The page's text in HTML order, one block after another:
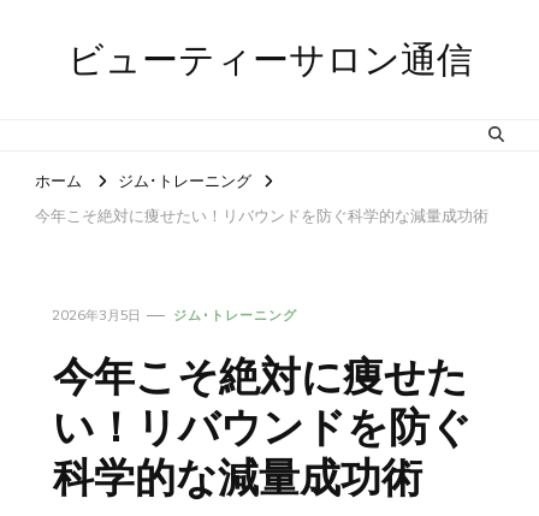
ビューティーサロン通信
ホーム
ジム･トレーニング
今年こそ絶対に痩せたい！リバウンドを防ぐ科学的な減量成功術
2026年3月5日 ジム･トレーニング
今年こそ絶対に痩せた
い！リバウンドを防ぐ
科学的な減量成功術